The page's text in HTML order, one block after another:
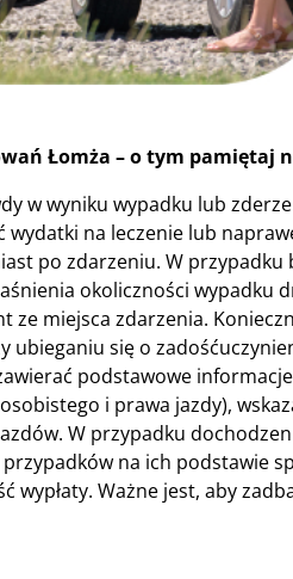
Łomża – o tym pamiętaj
w wyniku wypadku lub
na leczenie lub
po zdarzeniu. W
okoliczności wypadku
ze miejsca zdarzenia.
ubieganiu się o
podstawowe
i prawa jazdy),
W przypadku
na ich podstawie
wypłaty. Ważne jest, aby